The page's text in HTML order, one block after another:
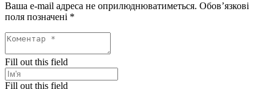
Ваша e-mail адреса не оприлюднюватиметься. Обов’язкові
поля позначені *
Fill out this field
Fill out this field